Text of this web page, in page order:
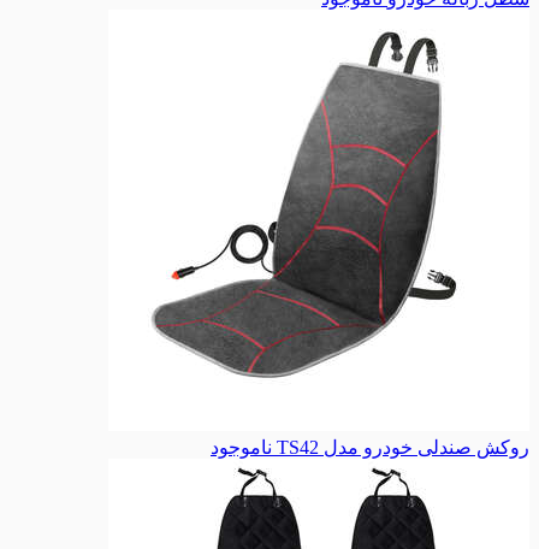
روکش صندلی خودرو مدل TS42 ناموجود